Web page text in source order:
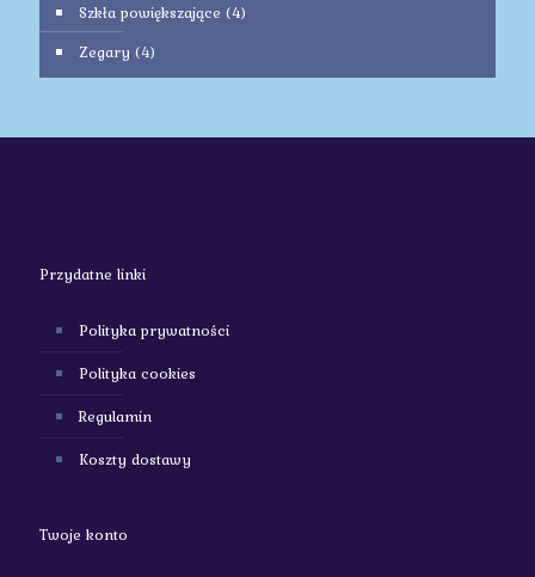
Szkła powiększające (4)
Zegary (4)
Przydatne linki
Polityka prywatności
Polityka cookies
Regulamin
Koszty dostawy
Twoje konto